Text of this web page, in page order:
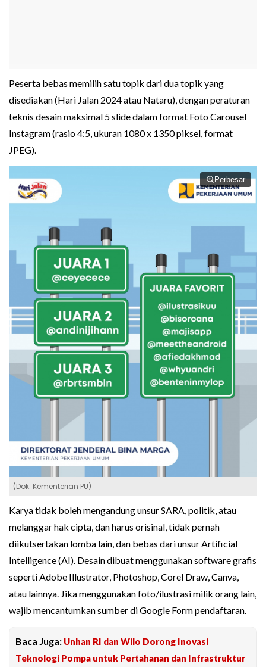
Peserta bebas memilih satu topik dari dua topik yang
disediakan (Hari Jalan 2024 atau Nataru), dengan peraturan
teknis desain maksimal 5 slide dalam format Foto Carousel
Instagram (rasio 4:5, ukuran 1080 x 1350 piksel, format
JPEG).
Perbesar
(Dok. Kementerian PU)
Karya tidak boleh mengandung unsur SARA, politik, atau
melanggar hak cipta, dan harus orisinal, tidak pernah
diikutsertakan lomba lain, dan bebas dari unsur Artificial
Intelligence (AI). Desain dibuat menggunakan software grafis
seperti Adobe Illustrator, Photoshop, Corel Draw, Canva,
atau lainnya. Jika menggunakan foto/ilustrasi milik orang lain,
wajib mencantumkan sumber di Google Form pendaftaran.
Baca Juga: Unhan RI dan Wilo Dorong Inovasi
Teknologi Pompa untuk Pertahanan dan Infrastruktur